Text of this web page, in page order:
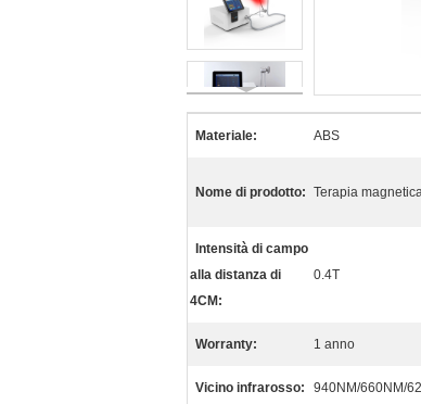
Materiale: ABS
Nome di prodotto: Terapia
Intensità di campo
alla distanza di
4CM:
0.4T
Worranty: 1 anno
Vicino infrarosso: 940NM/660NM/